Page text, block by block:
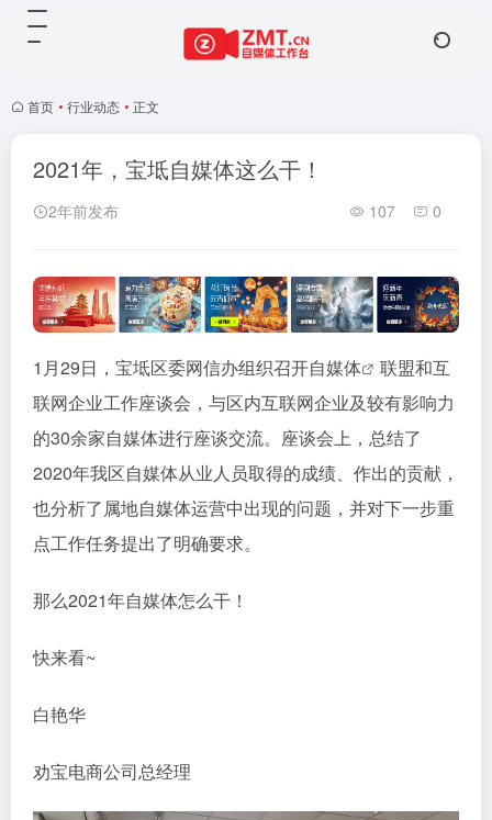
首页 • 行业动态 • 正文
2021年，宝坻自媒体这么干！
2年前发布 107 0
1月29日，宝坻区委网信办组织召开自媒体
联盟和互
联网企业工作座谈会，与区内互联网企业及较有影响力
的30余家自媒体进行座谈交流。座谈会上，总结了
2020年我区自媒体从业人员取得的成绩、作出的贡献，
也分析了属地自媒体运营中出现的问题，并对下一步重
点工作任务提出了明确要求。
那么2021年自媒体怎么干！
快来看~
白艳华
劝宝电商公司总经理